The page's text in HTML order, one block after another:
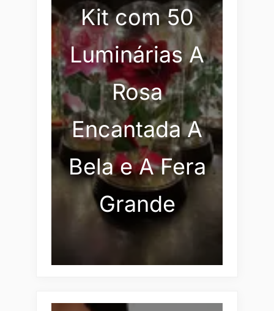
Kit com 50
Luminárias A
Rosa
Encantada A
Bela e A Fera
Grande